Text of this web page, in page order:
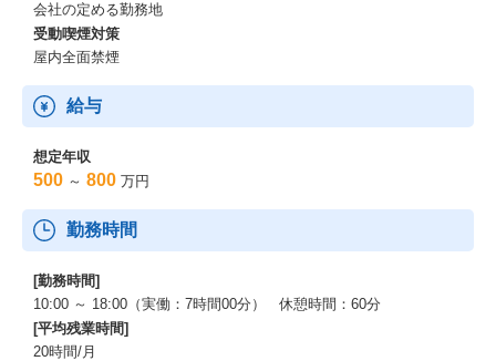
会社の定める勤務地
受動喫煙対策
屋内全面禁煙
給与
想定年収
500 ～ 800 万円
勤務時間
[勤務時間]
10:00 ～ 18:00（実働：7時間00分） 休憩時間：60分
[平均残業時間]
20時間/月